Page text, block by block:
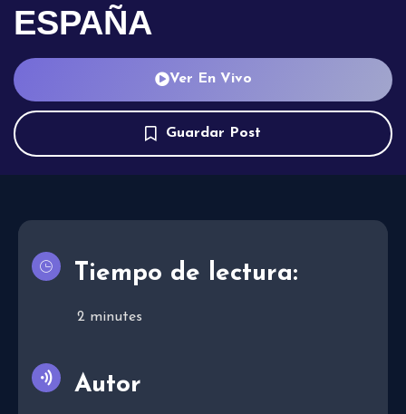
ESPAÑA
Ver En Vivo
Guardar Post
Tiempo de lectura:
2 minutes
Autor